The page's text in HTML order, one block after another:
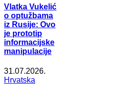
Vlatka Vukelić
o optužbama
iz Rusije: Ovo
je prototip
informacijske
manipulacije
31.07.2026.
Hrvatska